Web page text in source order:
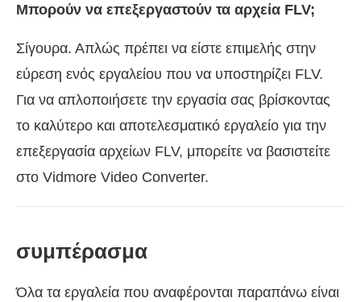
Μπορούν να επεξεργαστούν τα αρχεία FLV;
Σίγουρα. Απλώς πρέπει να είστε επιμελής στην
εύρεση ενός εργαλείου που να υποστηρίζει FLV.
Για να απλοποιήσετε την εργασία σας βρίσκοντας
το καλύτερο και αποτελεσματικό εργαλείο για την
επεξεργασία αρχείων FLV, μπορείτε να βασιστείτε
στο Vidmore Video Converter.
συμπέρασμα
Όλα τα εργαλεία που αναφέρονται παραπάνω είναι